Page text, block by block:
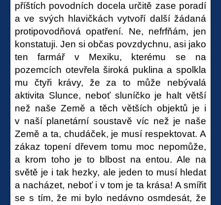
příštích povodních docela určitě zase poradí
a ve svých hlavičkách vytvoří další žádaná
protipovodňová opatření. Ne, nefrfňám, jen
konstatuji. Jen si občas povzdychnu, asi jako
ten farmář v Mexiku, kterému se na
pozemcích otevřela široká puklina a spolkla
mu čtyři krávy, že za to může nebývalá
aktivita Slunce, neboť sluníčko je halt větší
než naše Země a těch větších objektů je i
v naší planetární soustavě víc než je naše
Země a ta, chudáček, je musí respektovat. A
zákaz topení dřevem tomu moc nepomůže,
a krom toho je to blbost na entou. Ale na
světě je i tak hezky, ale jeden to musí hledat
a nacházet, neboť i v tom je ta krása! A smířit
se s tím, že mi bylo nedávno osmdesát, že